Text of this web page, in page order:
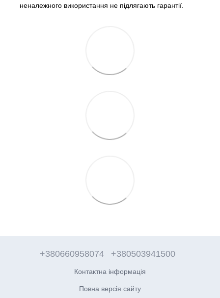
неналежного використання не підлягають гарантії.
+380660958074 +380503941500
Контактна інформація
Повна версія сайту